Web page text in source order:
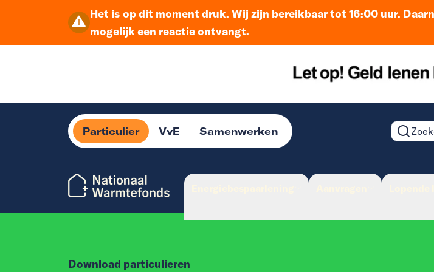
Het is op dit moment druk. Wij zijn bereikbaar tot 16:00 uur.
mogelijk een reactie ontvangt.
Particulier VvE Samenwerken
Zoeken
Download particulieren